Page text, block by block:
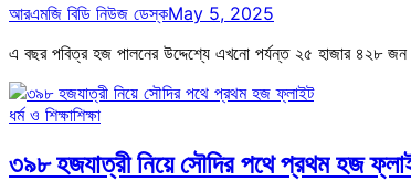
আরএমজি বিডি নিউজ ডেস্কMay 5, 2025
এ বছর পবিত্র হজ পালনের উদ্দেশ্যে এখনো পর্যন্ত ২৫ হাজার ৪২৮
ধর্ম ও শিক্ষাশিক্ষা
৩৯৮ হজযাত্রী নিয়ে সৌদির পথে প্রথম হজ